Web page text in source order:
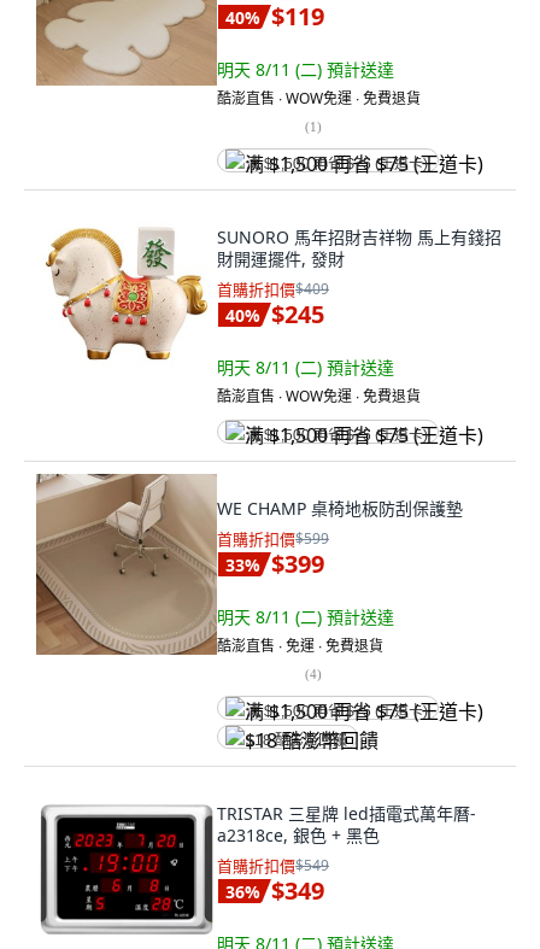
40% $119
明天 8/11 (二) 預計送達
酷澎直售 ∙ WOW免運 ∙ 免費退貨
(1)
满 $1,500 再省 $75 (王道卡)
SUNORO 馬年招財吉祥物 馬上有錢招
財開運擺件, 發財
首購折扣價$409
40% $245
明天 8/11 (二) 預計送達
酷澎直售 ∙ WOW免運 ∙ 免費退貨
满 $1,500 再省 $75 (王道卡)
WE CHAMP 桌椅地板防刮保護墊
首購折扣價$599
33% $399
明天 8/11 (二) 預計送達
酷澎直售 ∙ 免運 ∙ 免費退貨
(4)
满 $1,500 再省 $75 (王道卡)
$18 酷澎幣回饋
TRISTAR 三星牌 led插電式萬年曆-
a2318ce, 銀色 + 黑色
首購折扣價$549
36% $349
明天 8/11 (二) 預計送達